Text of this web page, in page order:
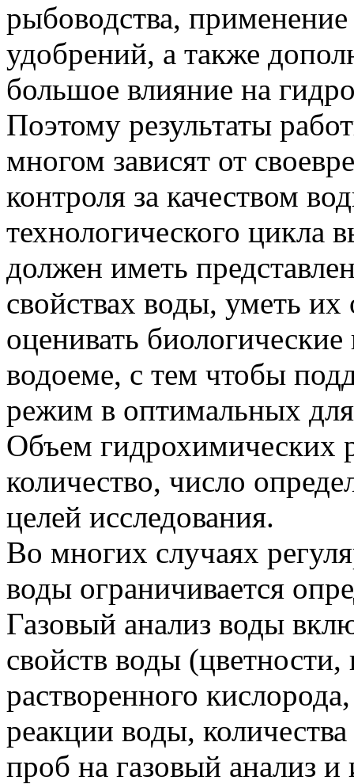
рыбоводства,
удобрений, а также
большое влияние на
Поэтому результаты
многом зависят от
контроля за качеством
технологического
должен иметь
свойствах воды, уметь их
оценивать
водоеме, с тем чтобы
режим в оптимальных
Объем гидрохимических
количество, число
целей исследования.
Во многих случаях
воды ограничивается
Газовый анализ воды
свойств воды
растворенного
реакции воды,
проб на газовый анализ и